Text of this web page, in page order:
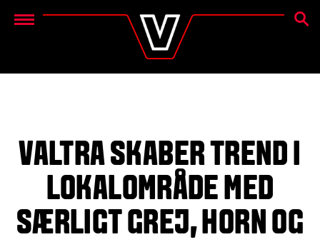
Menu
SØG
VALTRA SKABER TREND I
LOKALOMRÅDE MED
SÆRLIGT GREJ, HORN OG